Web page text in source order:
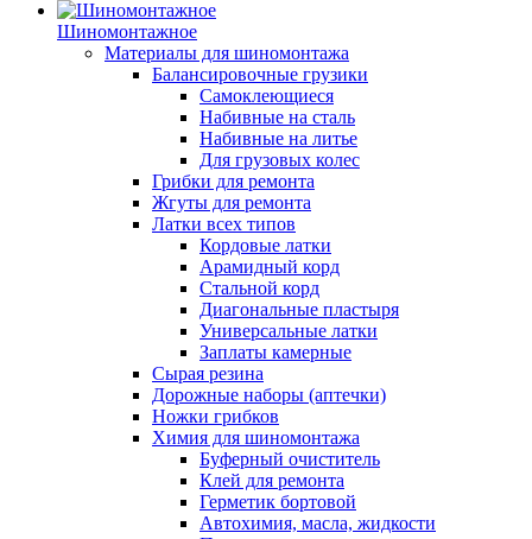
Шиномонтажное
Материалы для шиномонтажа
Балансировочные грузики
Самоклеющиеся
Набивные на сталь
Набивные на литье
Для грузовых колес
Грибки для ремонта
Жгуты для ремонта
Латки всех типов
Кордовые латки
Арамидный корд
Стальной корд
Диагональные пластыря
Универсальные латки
Заплаты камерные
Сырая резина
Дорожные наборы (аптечки)
Ножки грибков
Химия для шиномонтажа
Буферный очиститель
Клей для ремонта
Герметик бортовой
Автохимия, масла, жидкости